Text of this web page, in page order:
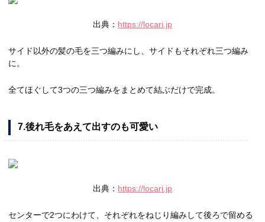
出典： https://locari.jp
サイド以外の髪の毛を三つ編みにし、サイドもそれぞれ三つ編み
に。
全てほぐして3つの三つ編みをまとめて結ぶだけで完成。
7.後れ毛をあえて出すのも可愛い
出典： https://locari.jp
センターで2つにわけて、それぞれをねじり編みして後ろで留める